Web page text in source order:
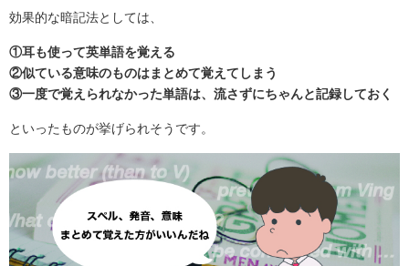
効果的な暗記法としては、
①耳も使って英単語を覚える
②似ている意味のものはまとめて覚えてしまう
③一度で覚えられなかった単語は、流さずにちゃんと記録しておく
といったものが挙げられそうです。